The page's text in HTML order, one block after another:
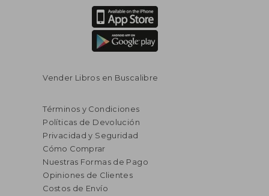
Vender Libros en Buscalibre
Términos y Condiciones
Políticas de Devolución
Privacidad y Seguridad
Cómo Comprar
Nuestras Formas de Pago
Opiniones de Clientes
Costos de Envío